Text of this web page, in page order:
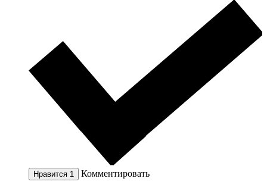
Нравится 1 Комментировать